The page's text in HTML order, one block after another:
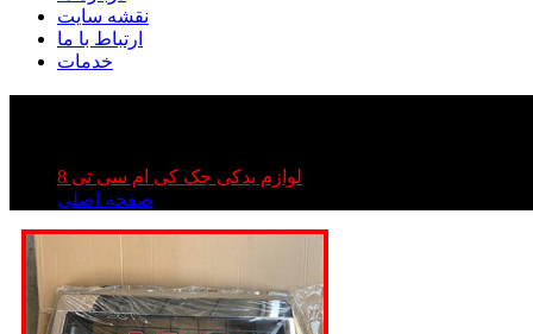
نقشه سایت
ارتباط با ما
خدمات
لوازم یدکی جک کی ام سی تی 8
صفحه اصلی